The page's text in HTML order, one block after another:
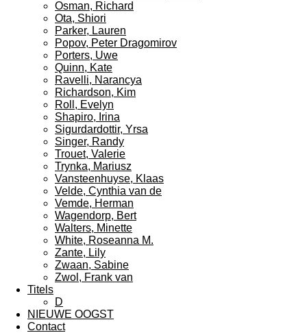
Osman, Richard
Ota, Shiori
Parker, Lauren
Popov, Peter Dragomirov
Porters, Uwe
Quinn, Kate
Ravelli, Narancya
Richardson, Kim
Roll, Evelyn
Shapiro, Irina
Sigurdardottir, Yrsa
Singer, Randy
Trouet, Valerie
Trynka, Mariusz
Vansteenhuyse, Klaas
Velde, Cynthia van de
Vemde, Herman
Wagendorp, Bert
Walters, Minette
White, Roseanna M.
Zante, Lily
Zwaan, Sabine
Zwol, Frank van
Titels
D
NIEUWE OOGST
Contact